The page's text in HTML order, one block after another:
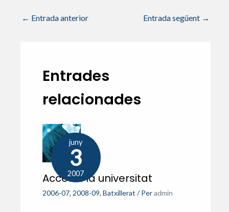
← Entrada anterior Entrada següent →
Entrades
relacionades
juny
3
2007
Accés a la universitat
2006-07, 2008-09, Batxillerat / Per admin